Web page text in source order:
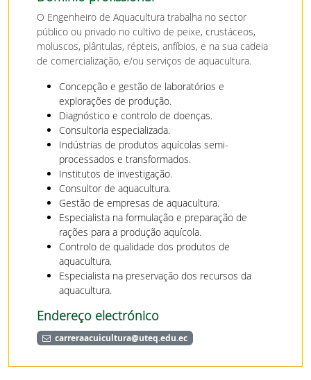
O Engenheiro de Aquacultura trabalha no sector
público ou privado no cultivo de peixe, crustáceos,
moluscos, plântulas, répteis, anfíbios, e na sua cadeia
de comercialização, e/ou serviços de aquacultura.
Concepção e gestão de laboratórios e
explorações de produção.
Diagnóstico e controlo de doenças.
Consultoria especializada.
Indústrias de produtos aquícolas semi-
processados e transformados.
Institutos de investigação.
Consultor de aquacultura.
Gestão de empresas de aquacultura.
Especialista na formulação e preparação de
rações para a produção aquícola.
Controlo de qualidade dos produtos de
aquacultura.
Especialista na preservação dos recursos da
aquacultura.
Endereço electrónico
carreraacuicultura@uteq.edu.ec